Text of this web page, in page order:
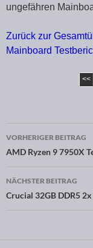
ungefähren
Zurück zur
Mainboard
<<
VORHERIGER BEITRAG
AMD Ryzen 9 7950X
NÄCHSTER BEITRAG
Crucial 32GB DDR5